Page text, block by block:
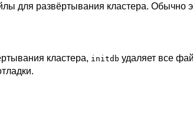
для развёртывания кластера. Обычно
кластера, initdb удаляет все